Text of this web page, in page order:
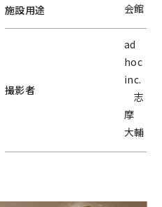
施設用途 会館
撮影者
ad
hoc
inc.
志
摩
大輔